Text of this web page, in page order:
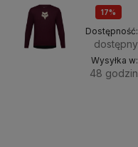
17%
OKAZJA
Dostępność:
dostępny
Wysyłka w:
48 godzin